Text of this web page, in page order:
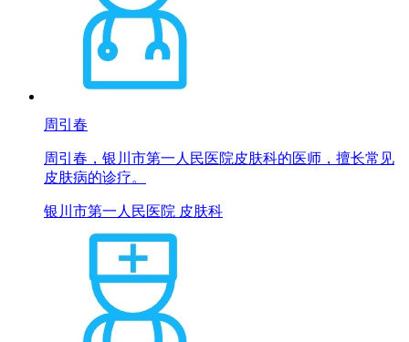
周引春
周引春，银川市第一人民医院皮肤科的医师，擅长常见
皮肤病的诊疗。
银川市第一人民医院 皮肤科